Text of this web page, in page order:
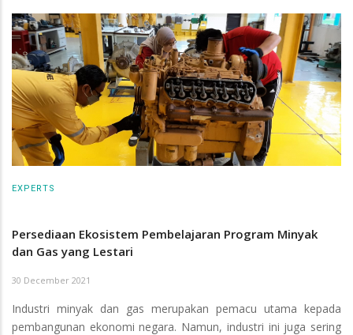
EXPERTS
Persediaan Ekosistem Pembelajaran Program Minyak
dan Gas yang Lestari
30 December 2021
Industri minyak dan gas merupakan pemacu utama kepada
pembangunan ekonomi negara. Namun, industri ini juga sering